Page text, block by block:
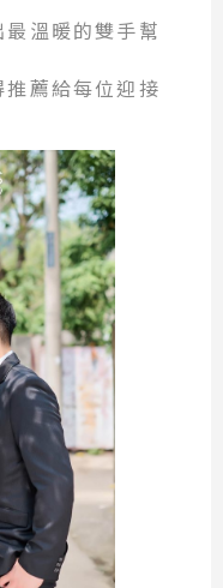
溫暖的雙手幫
薦給每位迎接